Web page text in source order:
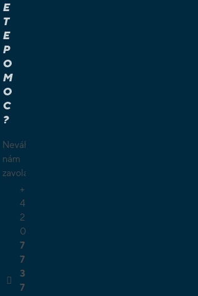
E
T
E
P
O
M
O
C
?
Neváhejte
nám
zavolat.
+
4
2
0
7
7
3
7